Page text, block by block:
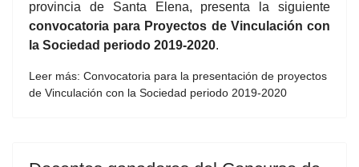
provincia de Santa Elena, presenta la siguiente
convocatoria para Proyectos de Vinculación con
la Sociedad periodo 2019-2020.
Leer más: Convocatoria para la presentación de proyectos
de Vinculación con la Sociedad periodo 2019-2020